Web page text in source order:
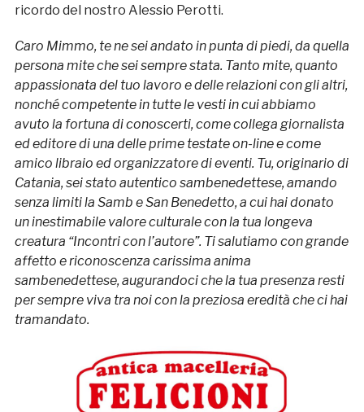
ricordo del nostro Alessio Perotti.
Caro Mimmo, te ne sei andato in punta di piedi, da quella
persona mite che sei sempre stata. Tanto mite, quanto
appassionata del tuo lavoro e delle relazioni con gli altri,
nonché competente in tutte le vesti in cui abbiamo
avuto la fortuna di conoscerti, come collega giornalista
ed editore di una delle prime testate on-line e come
amico libraio ed organizzatore di eventi. Tu, originario di
Catania, sei stato autentico sambenedettese, amando
senza limiti la Samb e San Benedetto, a cui hai donato
un inestimabile valore culturale con la tua longeva
creatura “Incontri con l’autore”. Ti salutiamo con grande
affetto e riconoscenza carissima anima
sambenedettese, augurandoci che la tua presenza resti
per sempre viva tra noi con la preziosa eredità che ci hai
tramandato.